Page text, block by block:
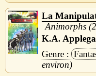
La
Animorphs
K.A.